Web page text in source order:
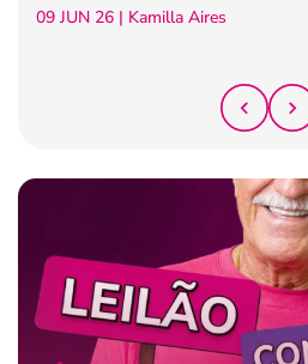
09 JUN 26 | Kamilla Aires